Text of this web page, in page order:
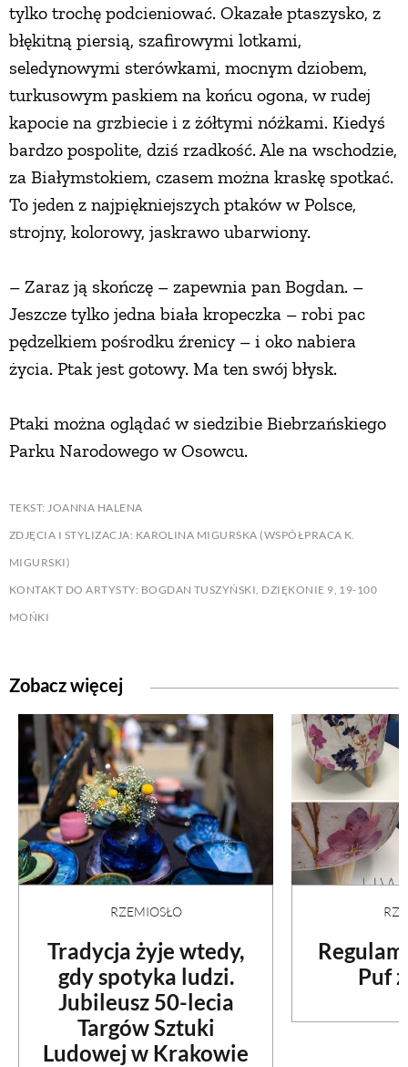
tylko trochę podcieniować. Okazałe ptaszysko, z
błękitną piersią, szafirowymi lotkami,
seledynowymi sterówkami, mocnym dziobem,
turkusowym paskiem na końcu ogona, w rudej
kapocie na grzbiecie i z żółtymi nóżkami. Kiedyś
bardzo pospolite, dziś rzadkość. Ale na wschodzie,
za Białymstokiem, czasem można kraskę spotkać.
To jeden z najpiękniejszych ptaków w Polsce,
strojny, kolorowy, jaskrawo ubarwiony.
– Zaraz ją skończę – zapewnia pan Bogdan. –
Jeszcze tylko jedna biała kropeczka – robi pac
pędzelkiem pośrodku źrenicy – i oko nabiera
życia. Ptak jest gotowy. Ma ten swój błysk.
Ptaki można oglądać w siedzibie Biebrzańskiego
Parku Narodowego w Osowcu.
TEKST: JOANNA HALENA
ZDJĘCIA I STYLIZACJA: KAROLINA MIGURSKA (WSPÓŁPRACA K.
MIGURSKI)
KONTAKT DO ARTYSTY: BOGDAN TUSZYŃSKI, DZIĘKONIE 9, 19-100
MOŃKI
Zobacz więcej
RZEMIOSŁO
Tradycja żyje wtedy,
gdy spotyka ludzi.
Jubileusz 50-lecia
Targów Sztuki
Ludowej w Krakowie
Puf